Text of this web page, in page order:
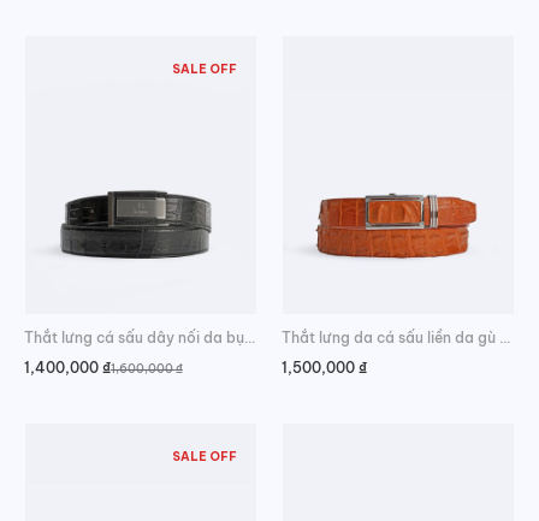
SALE OFF
Thắt lưng cá sấu dây nối da bụng sang trọng
1,600,000₫
Giá
1,400,000 ₫
Giá
Thắt lưng da cá sấu liền da gù sang trọng
1,500,000 ₫
SALE OFF